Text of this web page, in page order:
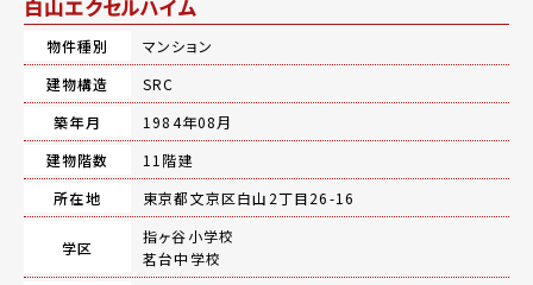
白山エクセルハイム
物件種別
マンション
建物構造
SRC
築年月
1984年08月
建物階数
11階建
所在地
東京都文京区白山2丁目26-16
学区
指ヶ谷小学校
茗台中学校